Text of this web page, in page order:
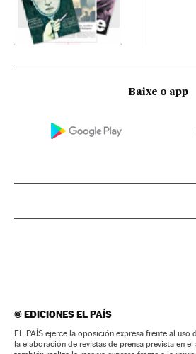
Baixe o app
©EDICIONES EL PAÍS
EL PAÍS ejerce la oposición expresa frente al uso
la elaboración de revistas de prensa prevista en